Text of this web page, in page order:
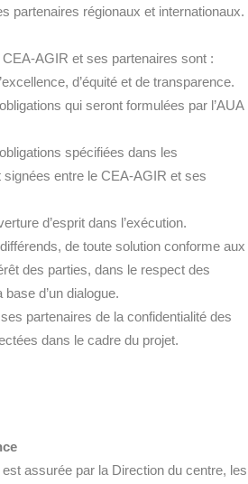
partenaires régionaux et internationaux.
AGIR et ses partenaires sont :
d’équité et de transparence.
qui seront formulées par l’AUA
spécifiées dans les
entre le CEA-AGIR et ses
d’esprit dans l’exécution.
de toute solution conforme aux
des parties, dans le respect des
d’un dialogue.
partenaires de la confidentialité des
dans le cadre du projet.
assurée par la Direction du centre, les